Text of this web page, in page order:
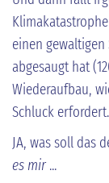
einen
abgesaugt hat
Wiederaufbau,
Schluck erfordert.
JA, was soll das
es mir...